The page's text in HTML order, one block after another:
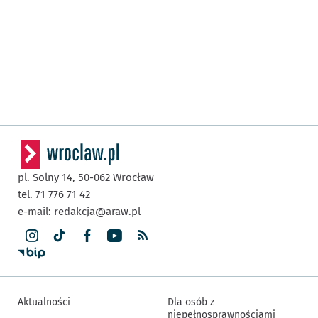
pl. Solny 14, 50-062 Wrocław
tel. 71 776 71 42
e-mail: redakcja@araw.pl
Aktualności
Dla osób z
niepełnosprawnościami